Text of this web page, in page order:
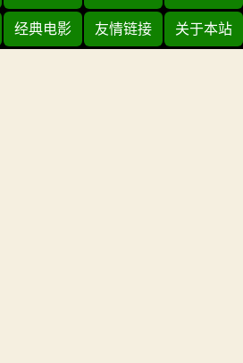
经典电影 友情链接 关于本站